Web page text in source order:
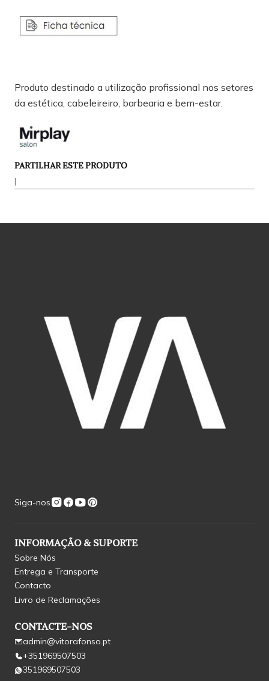
Produto destinado a utilização profissional nos setores
da estética, cabeleireiro, barbearia e bem-estar.
PARTILHAR ESTE PRODUTO
|
Siga-nos
INFORMAÇÃO & SUPORTE
Sobre Nós
Entrega e Transporte
Contacto
Livro de Reclamações
CONTACTE-NOS
admin@vitorafonso.pt
+351969507503
351969507503